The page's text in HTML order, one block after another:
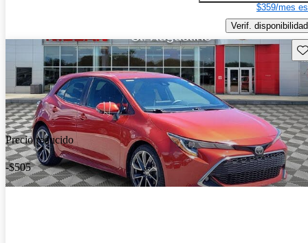
$359/mes
Verif. disponibilidad
Precio reducido
-$505